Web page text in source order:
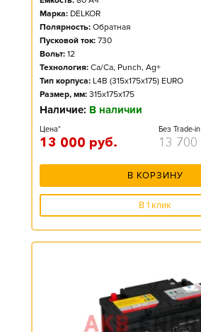
Марка: DELKOR
Полярность: Обратная
Пусковой ток: 730
Вольт: 12
Технология: Ca/Ca, Punch, Ag+
Тип корпуса: L4B (315x175x175) EURO
Размер, мм: 315x175x175
Наличие: В наличии
Цена*
13 000 руб.
Без Trade-in
13 700
В КОРЗИНУ
В 1 клик